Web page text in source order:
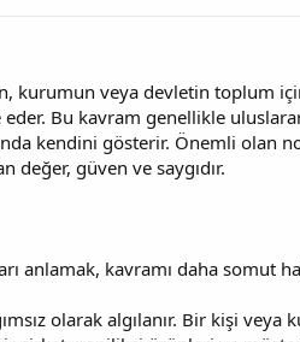
kurumun veya devletin toplum
Bu kavram genellikle
kendini gösterir. Önemli olan
değer, güven ve saygıdır.
anlamak, kavramı daha somut
olarak algılanır. Bir kişi